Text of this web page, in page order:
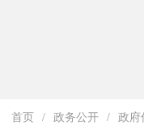
首页 / 政务公开 / 政府